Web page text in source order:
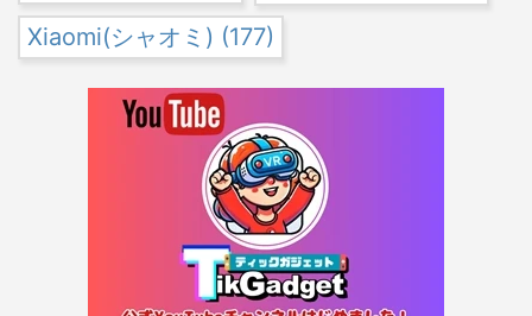
Xiaomi(シャオミ) (177)